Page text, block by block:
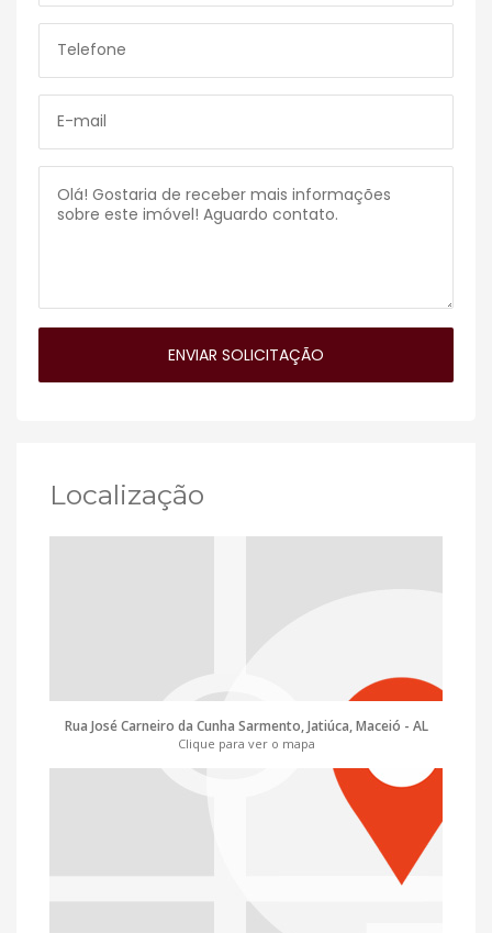
Localização
Rua José Carneiro da Cunha Sarmento, Jatiúca, Maceió - AL
Clique para ver o mapa